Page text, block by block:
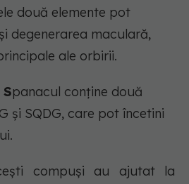
două elemente pot
degenerarea maculară,
ale orbirii.
panacul conține două
și SQDG, care pot încetini
compuși au ajutat la